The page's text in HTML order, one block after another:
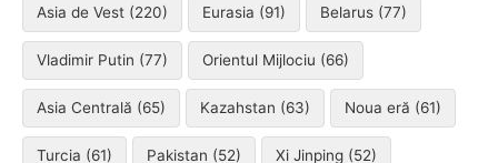
Asia de Vest (220) Eurasia (91) Belarus (77)
Vladimir Putin (77) Orientul Mijlociu (66)
Asia Centrală (65) Kazahstan (63) Noua eră (61)
Turcia (61) Pakistan (52) Xi Jinping (52)